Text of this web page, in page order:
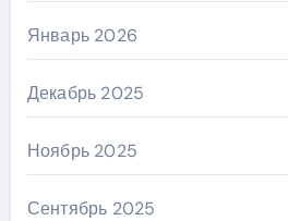
Январь 2026
Декабрь 2025
Ноябрь 2025
Сентябрь 2025